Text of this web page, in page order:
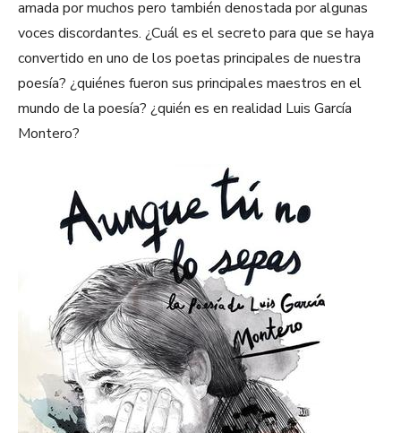
amada por muchos pero también denostada por algunas
voces discordantes. ¿Cuál es el secreto para que se haya
convertido en uno de los poetas principales de nuestra
poesía? ¿quiénes fueron sus principales maestros en el
mundo de la poesía? ¿quién es en realidad Luis García
Montero?